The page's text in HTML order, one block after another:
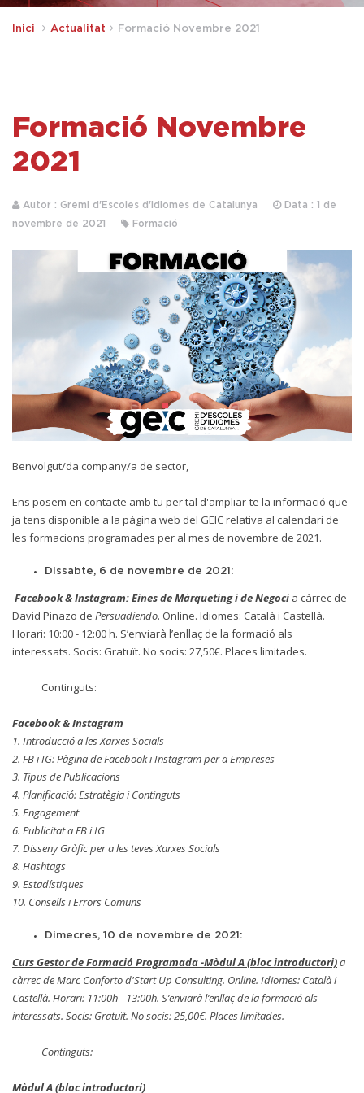
Inici Actualitat Formació Novembre 2021
Formació Novembre
2021
Autor : Gremi d'Escoles d'Idiomes de Catalunya
Data : 1 de
novembre de 2021
Formació
Benvolgut/da company/a de sector,
Ens posem en contacte amb tu per tal d'ampliar-te la informació que
ja tens disponible a la pàgina web del GEIC relativa al calendari de
les formacions programades per al mes de novembre de 2021.
Dissabte, 6 de novembre de 2021:
Facebook & Instagram: Eines de Màrqueting i de Negoci a càrrec de
David Pinazo de Persuadiendo. Online. Idiomes: Català i Castellà.
Horari: 10:00 - 12:00 h. S’enviarà l’enllaç de la formació als
interessats. Socis: Gratuït. No socis: 27,50€. Places limitades.
Continguts:
Facebook & Instagram
1. Introducció a les Xarxes Socials
2. FB i IG: Pàgina de Facebook i Instagram per a Empreses
3. Tipus de Publicacions
4. Planificació: Estratègia i Continguts
5. Engagement
6. Publicitat a FB i IG
7. Disseny Gràfic per a les teves Xarxes Socials
8. Hashtags
9. Estadístiques
10. Consells i Errors Comuns
Dimecres, 10 de novembre de 2021:
Curs Gestor de Formació Programada -Mòdul A (bloc introductori)a
càrrec de Marc Conforto d'Start Up Consulting. Online. Idiomes: Català i
Castellà. Horari: 11:00h - 13:00h. S’enviarà l’enllaç de la formació als
interessats. Socis: Gratuït. No socis: 25,00€. Places limitades.
Continguts:
Mòdul A (bloc introductori)